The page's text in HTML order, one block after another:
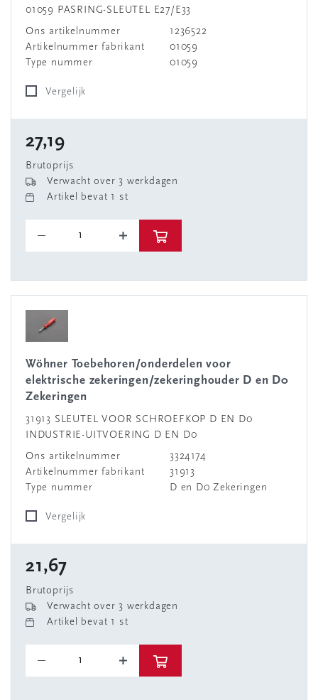
01059 PASRING-SLEUTEL E27/E33
Ons artikelnummer
1236522
Artikelnummer fabrikant
01059
Type nummer
01059
Vergelijk
27,19
Brutoprijs
Verwacht over 3 werkdagen
Artikel bevat 1 st
Wöhner Toebehoren/onderdelen voor
elektrische zekeringen/zekeringhouder D en D0
Zekeringen
31913 SLEUTEL VOOR SCHROEFKOP D EN D0
INDUSTRIE-UITVOERING D EN D0
Ons artikelnummer
3324174
Artikelnummer fabrikant
31913
Type nummer
D en D0 Zekeringen
Vergelijk
21,67
Brutoprijs
Verwacht over 3 werkdagen
Artikel bevat 1 st